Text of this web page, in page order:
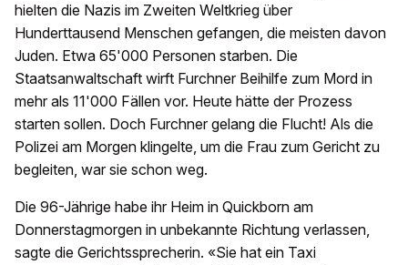
hielten die Nazis im Zweiten Weltkrieg über
Hunderttausend Menschen gefangen, die meisten davon
Juden. Etwa 65'000 Personen starben. Die
Staatsanwaltschaft wirft Furchner Beihilfe zum Mord in
mehr als 11'000 Fällen vor. Heute hätte der Prozess
starten sollen. Doch Furchner gelang die Flucht! Als die
Polizei am Morgen klingelte, um die Frau zum Gericht zu
begleiten, war sie schon weg.
Die 96-Jährige habe ihr Heim in Quickborn am
Donnerstagmorgen in unbekannte Richtung verlassen,
sagte die Gerichtssprecherin. «Sie hat ein Taxi